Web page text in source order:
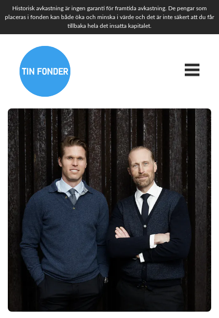
Historisk avkastning är ingen garanti för framtida avkastning. De pengar som
placeras i fonden kan både öka och minska i värde och det är inte säkert att du får
tillbaka hela det insatta kapitalet.